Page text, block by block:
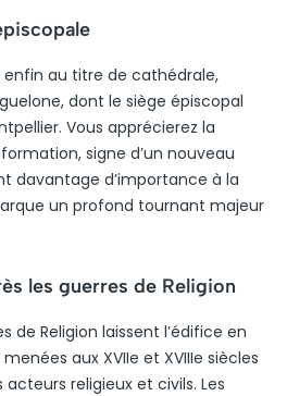
enfin au titre de cathédrale,
dont le siège épiscopal
Vous apprécierez la
signe d’un nouveau
davantage d’importance à la
un profond tournant majeur
les guerres de Religion
de Religion laissent l’édifice en
aux XVIIe et XVIIIe siècles
religieux et civils. Les